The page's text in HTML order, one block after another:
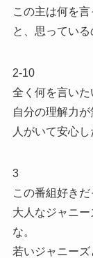
この主は何を
と、思っている
2-10
全く何を言いた
自分の理解力
人がいて安心し
3
この番組好きだ
大人なジャニ
な。
若いジャニー